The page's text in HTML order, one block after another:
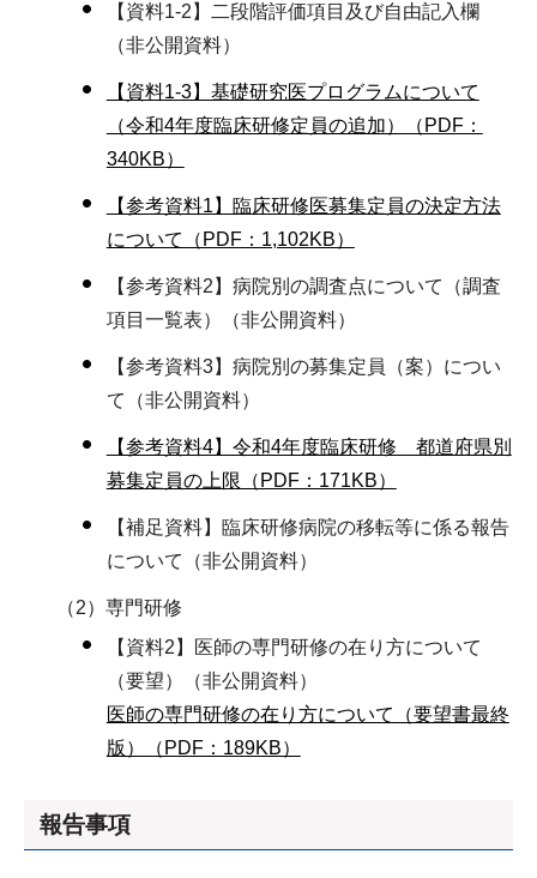
【資料1-2】二段階評価項目及び自由記入欄
（非公開資料）
【資料1-3】基礎研究医プログラムについて
（令和4年度臨床研修定員の追加）（PDF：
340KB）
【参考資料1】臨床研修医募集定員の決定方法
について（PDF：1,102KB）
【参考資料2】病院別の調査点について（調査
項目一覧表）（非公開資料）
【参考資料3】病院別の募集定員（案）につい
て（非公開資料）
【参考資料4】令和4年度臨床研修 都道府県別
募集定員の上限（PDF：171KB）
【補足資料】臨床研修病院の移転等に係る報告
について（非公開資料）
（2）専門研修
【資料2】医師の専門研修の在り方について
（要望）（非公開資料）
医師の専門研修の在り方について（要望書最終
版）（PDF：189KB）
報告事項